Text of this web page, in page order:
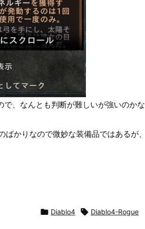
、なんとも判断が難しいが強いのかな
かりなので微妙な装備品ではあるが、
 Diablo4  Diablo4-Rogue